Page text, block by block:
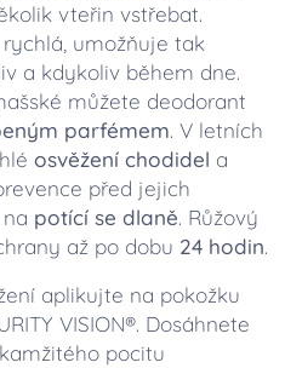
vteřin vstřebat.
umožňuje tak
a kdykoliv během dne.
můžete deodorant
parfémem. V letních
osvěžení chodidel a
před jejich
potící se dlaně. Růžový
až po dobu 24 hodin.
aplikujte na pokožku
VISION®. Dosáhnete
pocitu